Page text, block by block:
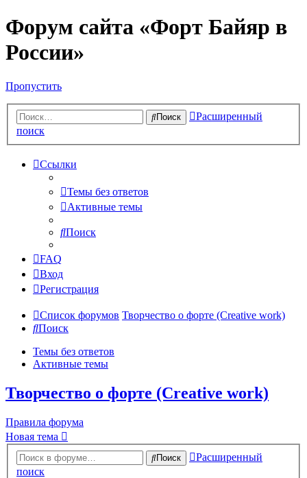
Форум сайта «Форт Байяр в
России»
Пропустить
Поиск
Расширенный
поиск
Ссылки
Темы без ответов
Активные темы
Поиск
FAQ
Вход
Регистрация
Список форумов Творчество о форте (Creative work)
Поиск
Темы без ответов
Активные темы
Творчество о форте (Creative work)
Правила форума
Новая тема
Поиск
Расширенный
поиск